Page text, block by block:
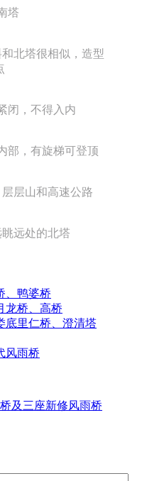
塔
北塔很相似，造型
闭，不得入内
部，有旋梯可登顶
层山和高速公路
远处的北塔
、鸭婆桥
龙桥、高桥
底里仁桥、澄清塔
风雨桥
及三座新修风雨桥